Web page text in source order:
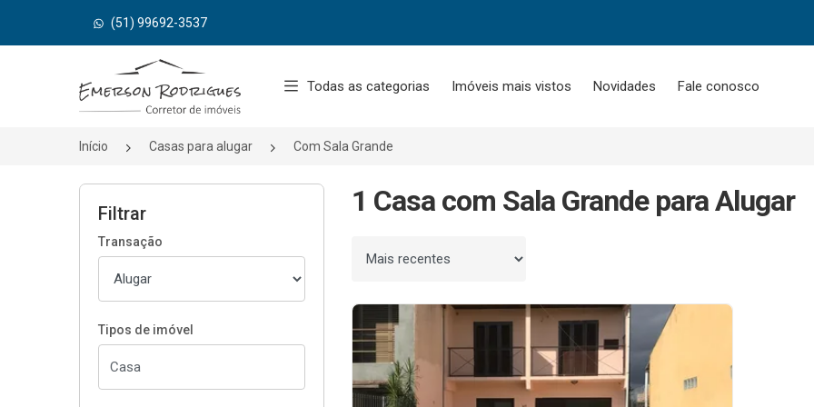
(51) 99692-3537
Página inicial
Todas as categorias Imóveis mais vistos Novidades Fale conosco
Início Casas para alugar Com Sala Grande
Filtrar
Transação
Tipos de imóvel
1 Casa com Sala Grande para Alugar
Ordenar por